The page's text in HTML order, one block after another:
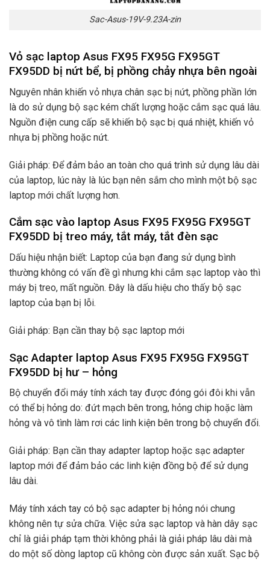
Sac-Asus-19V-9.23A-zin
Vỏ sạc laptop Asus FX95 FX95G FX95GT
FX95DD bị nứt bể, bị phồng chảy nhựa bên ngoài
Nguyên nhân khiến vỏ nhựa chân sạc bị nứt, phồng phần lớn
là do sử dụng bộ sạc kém chất lượng hoặc cắm sạc quá lâu.
Nguồn điện cung cấp sẽ khiến bộ sạc bị quá nhiệt, khiến vỏ
nhựa bị phồng hoặc nứt.
Giải pháp: Để đảm bảo an toàn cho quá trình sử dụng lâu dài
của laptop, lúc này là lúc bạn nên sắm cho mình một bộ sạc
laptop mới chất lượng hơn.
Cắm sạc vào laptop Asus FX95 FX95G FX95GT
FX95DD bị treo máy, tắt máy, tắt đèn sạc
Dấu hiệu nhận biết: Laptop của bạn đang sử dụng bình
thường không có vấn đề gì nhưng khi cắm sạc laptop vào thì
máy bị treo, mất nguồn. Đây là dấu hiệu cho thấy bộ sạc
laptop của bạn bị lỗi.
Giải pháp: Bạn cần thay bộ sạc laptop mới
Sạc Adapter laptop Asus FX95 FX95G FX95GT
FX95DD bị hư – hỏng
Bộ chuyển đổi máy tính xách tay được đóng gói đôi khi vẫn
có thể bị hỏng do: đứt mạch bên trong, hỏng chip hoặc làm
hỏng và vô tình làm rơi các linh kiện bên trong bộ chuyển đổi.
Giải pháp: Bạn cần thay adapter laptop hoặc sạc adapter
laptop mới để đảm bảo các linh kiện đồng bộ để sử dụng
lâu dài.
Máy tính xách tay có bộ sạc adapter bị hỏng nói chung
không nên tự sửa chữa. Việc sửa sạc laptop và hàn dây sạc
chỉ là giải pháp tạm thời không phải là giải pháp lâu dài mà
do một số dòng laptop cũ không còn được sản xuất. Sạc bộ